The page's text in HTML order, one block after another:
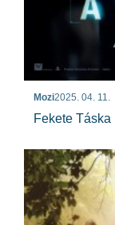
Mozi2025. 04. 11.
Fekete Táska